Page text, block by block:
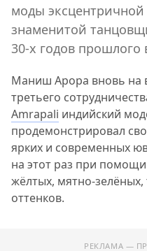
моды
знаменитой
30-х годов прошлого
Маниш Арора вновь на
третьего
Amrapali индийский
продемонстрировал
ярких и современных
на этот раз при
жёлтых, мятно-
оттенков.
РЕКЛАМА —